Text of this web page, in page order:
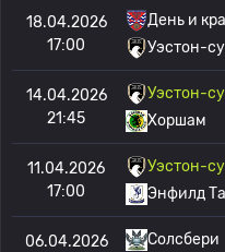
18.04.2026
17:00
День и
Уэстон-
14.04.2026
21:45
Уэстон-
Хоршам
11.04.2026
17:00
Уэстон-
Энфилд
06.04.2026
Солсбери